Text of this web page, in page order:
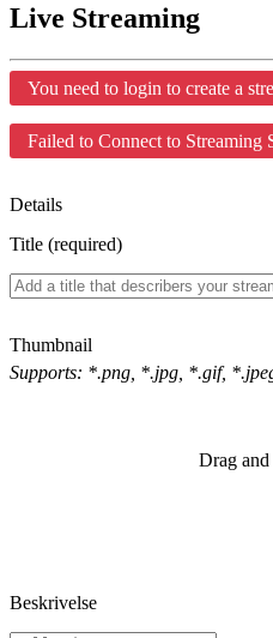
Live Streaming
You need to login to create a
Failed to Connect to Streaming
Details
Title (required)
Thumbnail
Supports: *.png, *.jpg, *.gif,
Drag and
Beskrivelse